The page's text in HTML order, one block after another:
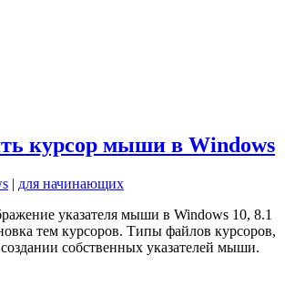
курсор мыши в Windows
| для начинающих
указателя мыши в Windows 10, 8.1
тем курсоров. Типы файлов курсоров,
собственных указателей мыши.